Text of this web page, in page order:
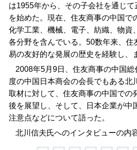
は1955年から、その子会社を通じ
を始めた。現在、住友商事の中国で
化学工業、機械、電子、紡織、物資
各分野を含んでいる。50数年来、住
易の友好的な発展の歴史を経験し、
2008年5月9日、住友商事の中国
度の中国日本商会の会長でもある北
取材に対して、住友商事の中国での
後を展望し、そして、日本企業が中
注意点などについて語った。
北川信夫氏へのインタビューの内